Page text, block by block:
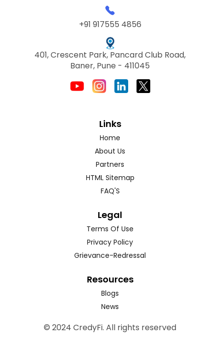
+91 917555 4856
401, Crescent Park, Pancard Club Road,
Baner, Pune - 411045
Links
Home
About Us
Partners
HTML Sitemap
FAQ'S
Legal
Terms Of Use
Privacy Policy
Grievance-Redressal
Resources
Blogs
News
© 2024 CredyFi. All rights reserved